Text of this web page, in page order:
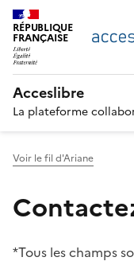
RÉPUBLIQUE
FRANÇAISE
Acceslibre
La plateforme
Voir le fil d'Ariane
*Tous les champs